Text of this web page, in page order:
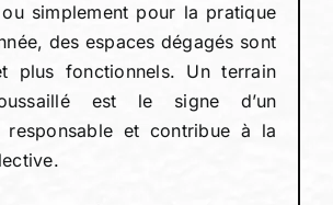
simplement pour la pratique
des espaces dégagés sont
plus fonctionnels. Un terrain
est le signe d’un
responsable et contribue à la